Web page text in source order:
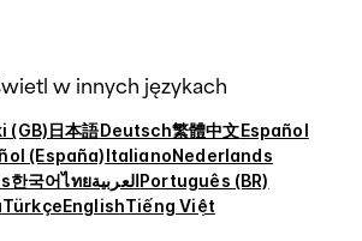
w innych językach
(GB)日本語Deutsch繁體中文Español
(España)ItalianoNederlands
한국어ไทยالعربيةPortuguês (BR)
TürkçeEnglishTiếng Việt